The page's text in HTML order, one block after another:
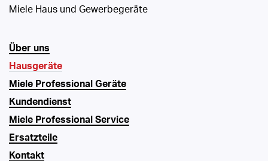
Miele Haus und Gewerbegeräte
Über uns
Hausgeräte
Miele Professional Geräte
Kundendienst
Miele Professional Service
Ersatzteile
Kontakt